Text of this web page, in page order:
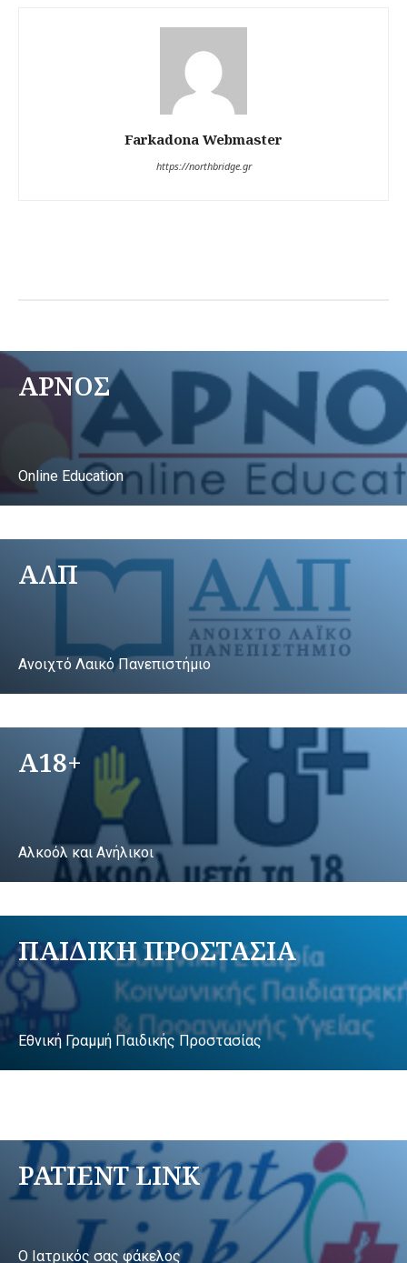
Farkadona Webmaster
https://northbridge.gr
ΑΡΝΟΣ
Online Education
ΑΛΠ
Ανοιχτό Λαικό Πανεπιστήμιο
A18+
Αλκοόλ και Ανήλικοι
ΠΑΙΔΙΚΗ ΠΡΟΣΤΑΣΙΑ
Εθνική Γραμμή Παιδικής Προστασίας
PATIENT LINK
Ο Ιατρικός σας φάκελος